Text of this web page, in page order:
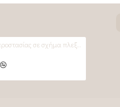
Πάντα προστασίας σε σχήμα πλεξούδα 4 απλης πλέξης Chocolate